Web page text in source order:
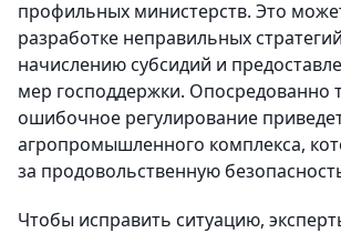
профильных министерств. Это
разработке неправильных
начислению субсидий и
мер господдержки. Опосредованно
ошибочное регулирование
агропромышленного комплекса,
за продовольственную
Чтобы исправить ситуацию,